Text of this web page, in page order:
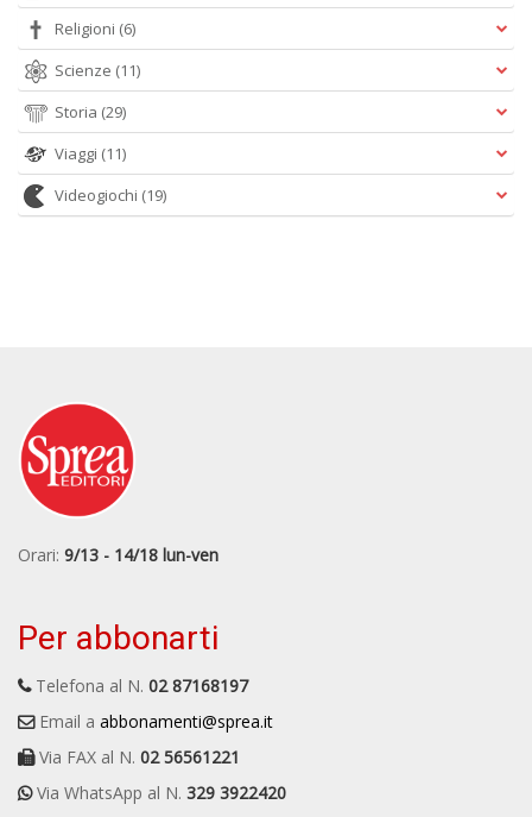
Religioni (6)
Scienze (11)
Storia (29)
Viaggi (11)
Videogiochi (19)
Orari: 9/13 - 14/18 lun-ven
Per abbonarti
Telefona al N. 02 87168197
Email a abbonamenti@sprea.it
Via FAX al N. 02 56561221
Via WhatsApp al N. 329 3922420